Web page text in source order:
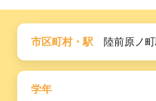
市区町村・駅 陸前原ノ
学年